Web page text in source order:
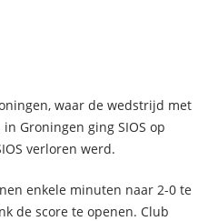
waar de wedstrijd met
Groningen ging SIOS op
verloren werd.
enkele minuten naar 2-0 te
de score te openen. Club